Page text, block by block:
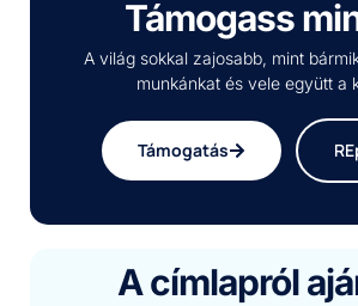
Támogass
A világ sokkal zajosabb, mint
munkánkat és vele együtt a
Támogatás
A címlapról